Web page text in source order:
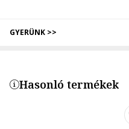
GYERÜNK >>
Hasonló termékek